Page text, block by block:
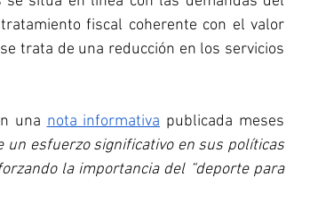
fiscal coherente con el valor
trata de una reducción en los servicios
una nota informativa publicada meses
un esfuerzo significativo en sus políticas
la importancia del “deporte para